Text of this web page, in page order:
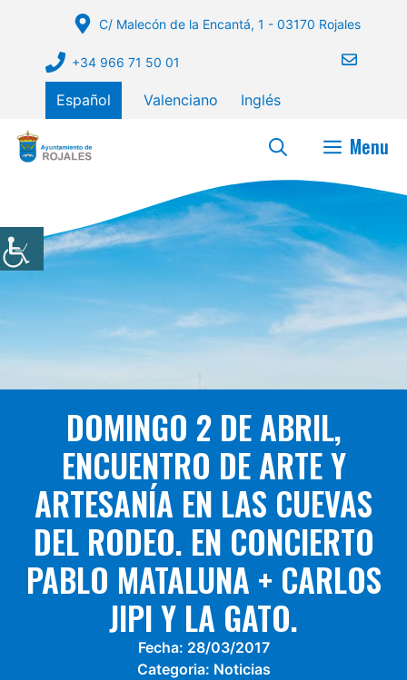
contenido
C/ Malecón de la Encantá, 1 - 03170 Rojales
+34 966 71 50 01
Español Valenciano Inglés
Menu
DOMINGO 2 DE ABRIL,
ENCUENTRO DE ARTE Y
ARTESANÍA EN LAS CUEVAS
DEL RODEO. EN CONCIERTO
PABLO MATALUNA + CARLOS
JIPI Y LA GATO.
Fecha: 28/03/2017
Categoria: Noticias